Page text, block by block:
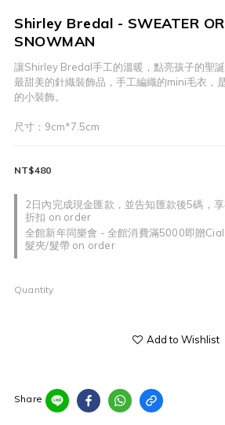
Shirley Bredal - SWEATER
SNOWMAN
讓Shirley Bredal手工的溫暖，點亮孩子的聖
最甜美的針織裝飾品，手工編織的mini毛衣，
的小裝飾。
尺寸：9cm*7.5cm
2日內完成現金匯款，並告知匯款後5碼，
折扣 on order
全館新年同樂會 - 全館消費滿5000即贈
髮夾/髮帶 on order
NT$480
Quantity
Add to Wishlist
Share